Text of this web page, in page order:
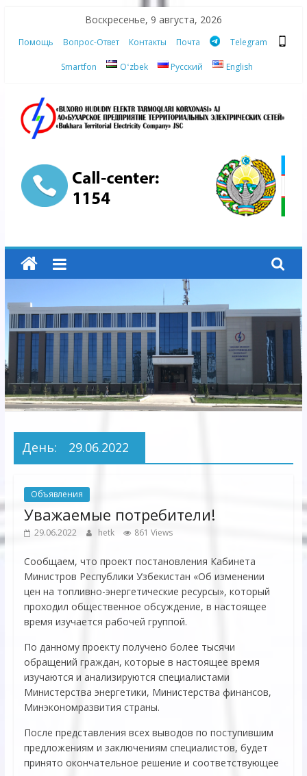
content
Воскресенье, 9 августа, 2026
Помощь Вопрос-Ответ Контакты Почта Telegram
Smartfon Oʻzbek Русский English
АО
"Бухарское
Предприятие
Территориальных
Электрических
сетей"
АО
"Бухарское
Электрических
День: 29.06.2022
Объявления
Уважаемые потребители!
29.06.2022 hetk 861 Views
Сообщаем, что проект постановления Кабинета
Министров Республики Узбекистан «Об изменении
цен на топливно-энергетические ресурсы», который
проходил общественное обсуждение, в настоящее
время изучается рабочей группой.
По данному проекту получено более тысячи
обращений граждан, которые в настоящее время
изучаются и анализируются специалистами
Министерства энергетики, Министерства финансов,
Минэкономразвития страны.
После представления всех выводов по поступившим
предложениям и заключениям специалистов, будет
принято окончательное решение и соответствующее